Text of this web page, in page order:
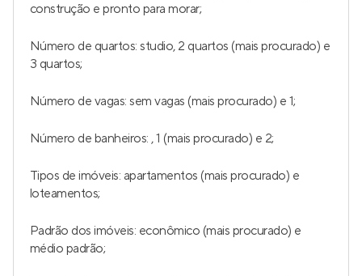
construção e pronto para morar;
Número de quartos: studio, 2 quartos (mais procurado) e
3 quartos;
Número de vagas: sem vagas (mais procurado) e 1;
Número de banheiros: , 1 (mais procurado) e 2;
Tipos de imóveis: apartamentos (mais procurado) e
loteamentos;
Padrão dos imóveis: econômico (mais procurado) e
médio padrão;